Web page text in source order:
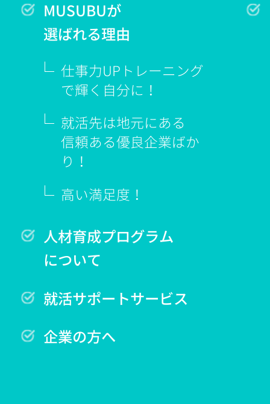
MUSUBUが
選ばれる理由
仕事力UPトレーニング
で輝く 自分に！
就活先は地元にある
信頼ある優良企業ばか
り！
高い満足度！
人材育成プログラム
について
就活サポートサービス
企業の方へ